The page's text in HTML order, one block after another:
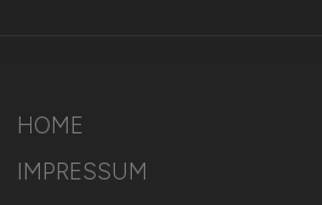
HOME
IMPRESSUM